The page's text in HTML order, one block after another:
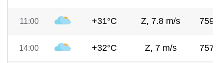
11:00 +31°C Z, 7.8 m/s 759
14:00 +32°C Z, 7 m/s 757